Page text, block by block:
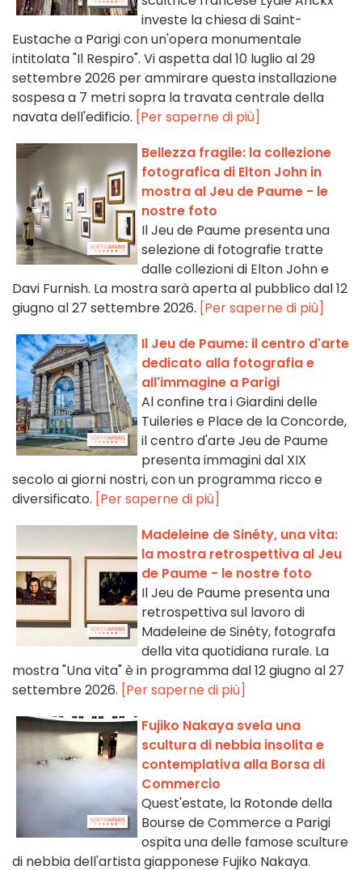
investe la chiesa di Saint-
Eustache a Parigi con un'opera monumentale
intitolata "Il Respiro". Vi aspetta dal 10 luglio al 29
settembre 2026 per ammirare questa installazione
sospesa a 7 metri sopra la travata centrale della
navata dell'edificio. [Per saperne di più]
Bellezza fragile: la collezione
fotografica di Elton John in
mostra al Jeu de Paume - le
nostre foto
Il Jeu de Paume presenta una
selezione di fotografie tratte
dalle collezioni di Elton John e
Davi Furnish. La mostra sarà aperta al pubblico dal 12
giugno al 27 settembre 2026. [Per saperne di più]
Il Jeu de Paume: il centro d'arte
dedicato alla fotografia e
all'immagine a Parigi
Al confine tra i Giardini delle
Tuileries e Place de la Concorde,
il centro d'arte Jeu de Paume
presenta immagini dal XIX
secolo ai giorni nostri, con un programma ricco e
diversificato. [Per saperne di più]
Madeleine de Sinéty, una vita:
la mostra retrospettiva al Jeu
de Paume - le nostre foto
Il Jeu de Paume presenta una
retrospettiva sul lavoro di
Madeleine de Sinéty, fotografa
della vita quotidiana rurale. La
mostra "Una vita" è in programma dal 12 giugno al 27
settembre 2026. [Per saperne di più]
Fujiko Nakaya svela una
scultura di nebbia insolita e
contemplativa alla Borsa di
Commercio
Quest'estate, la Rotonde della
Bourse de Commerce a Parigi
ospita una delle famose sculture
di nebbia dell'artista giapponese Fujiko Nakaya.